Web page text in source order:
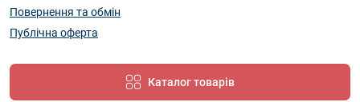
Повернення та обмін
Публічна оферта
Каталог товарів